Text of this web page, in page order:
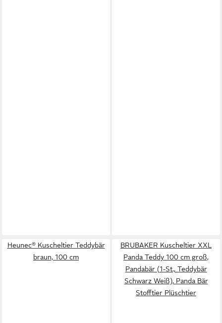
Heunec® Kuscheltier Teddybär
braun, 100 cm
BRUBAKER Kuscheltier XXL
Panda Teddy 100 cm groß,
Pandabär (1-St., Teddybär
Schwarz Weiß), Panda Bär
Stofftier Plüschtier